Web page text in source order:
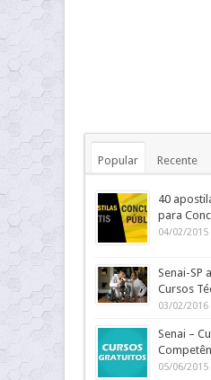
Popular Recente
40
para
04/02/2015
Senai-SP
Cursos
03/02/2016
Senai –
05/06/2015